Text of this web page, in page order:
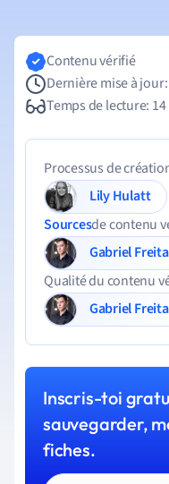
Contenu vérifié
Dernière mise à
Temps de lecture:
Processus de
Lily Hulatt
Sourcesde contenu
Gabriel
Qualité du contenu
Gabriel
Inscris-toi
sauvegarder,
fiches.